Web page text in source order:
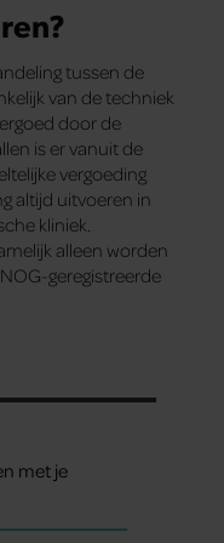
tussen de
van de techniek
door de
is er vanuit de
vergoeding
altijd uitvoeren in
kliniek.
alleen worden
geregistreerde
met je